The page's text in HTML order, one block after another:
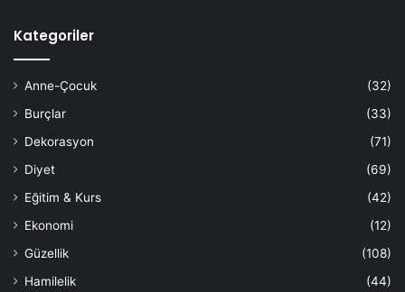
Kategoriler
Anne-Çocuk
(32)
Burçlar
(33)
Dekorasyon
(71)
Diyet
(69)
Eğitim & Kurs
(42)
Ekonomi
(12)
Güzellik
(108)
Hamilelik
(44)